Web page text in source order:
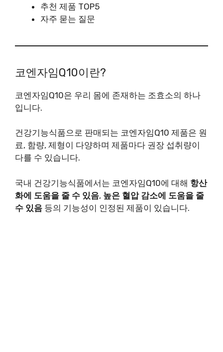
추천 제품 TOP5
자주 묻는 질문
코엔자임Q10이란?
코엔자임Q10은 우리 몸에 존재하는 조효소의 하나
입니다.
건강기능식품으로 판매되는 코엔자임Q10 제품은 원
료, 함량, 제형이 다양하며 제품마다 권장 섭취량이
다를 수 있습니다.
국내 건강기능식품에서는 코엔자임Q10에 대해 항산
화에 도움을 줄 수 있음, 높은 혈압 감소에 도움을 줄
수 있음 등의 기능성이 인정된 제품이 있습니다.